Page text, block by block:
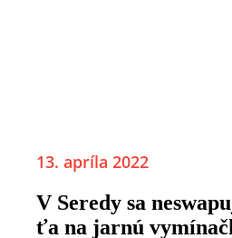
13. apríla 2022
V Seredy sa
ťa na jarnú